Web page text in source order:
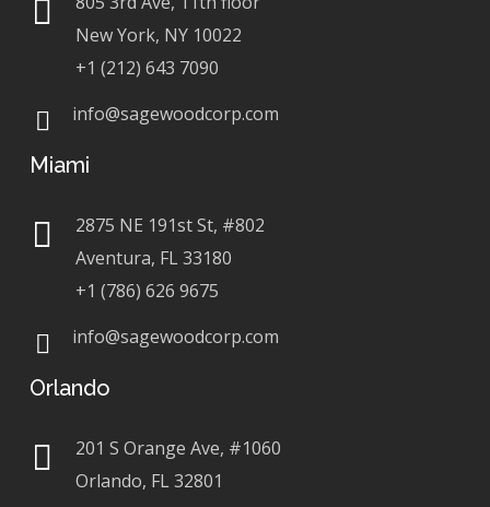
New York, NY 10022
+1 (212) 643 7090
info@sagewoodcorp.com
Miami
2875 NE 191st St, #802
Aventura, FL 33180
+1 (786) 626 9675
info@sagewoodcorp.com
Orlando
201 S Orange Ave, #1060
Orlando, FL 32801